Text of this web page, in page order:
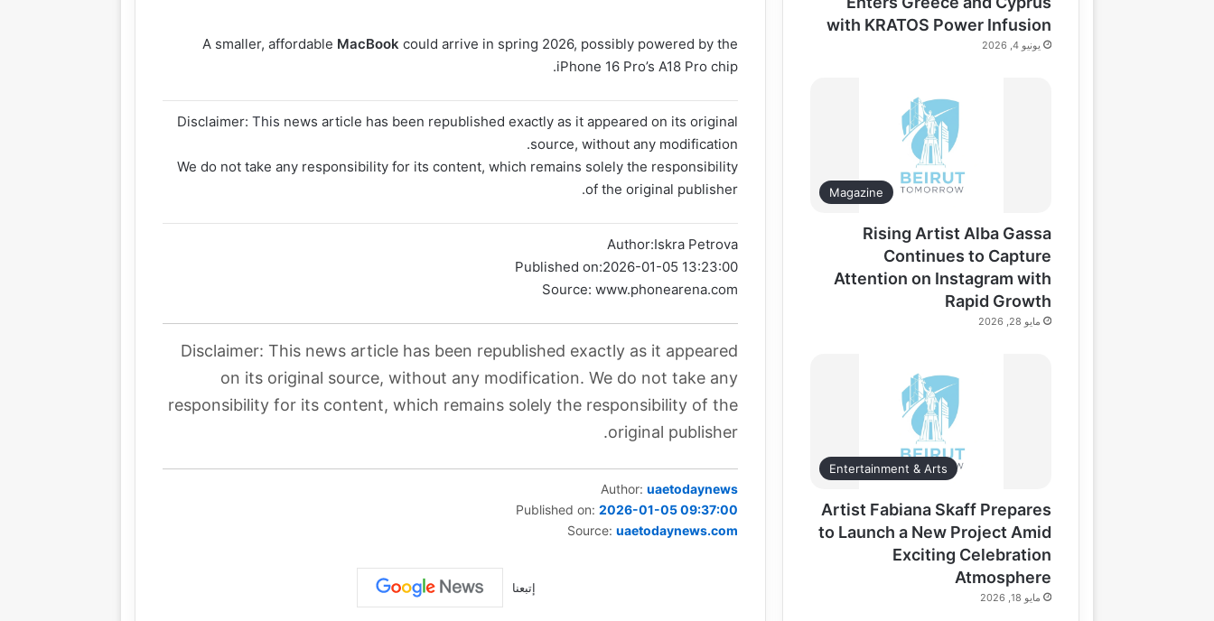
A smaller, affordable MacBook could arrive in spring 2026, possibly powered by the
iPhone 16 Pro’s A18 Pro chip.
Disclaimer:This news article has been republished exactly as it appeared on its original
source, without any modification.
We do not take any responsibility for its content, which remains solely the responsibility
of the original publisher.
Author:Iskra Petrova
Published on:2026-01-05 13:23:00
Source: www.phonearena.com
Disclaimer: This news article has been republished exactly as it appeared
on its original source, without any modification. We do not take any
responsibility for its content, which remains solely the responsibility of the
original publisher.
Author:uaetodaynews
Published on:2026-01-05 09:37:00
Source:uaetodaynews.com
إتبعنا
with KRATOS Power Infusion
يونيو 4, 2026
Magazine
Rising Artist Alba Gassa
Continues to Capture
Attention on Instagram with
Rapid Growth
مايو 28, 2026
Entertainment & Arts
Artist Fabiana Skaff Prepares
to Launch a New Project Amid
Exciting Celebration
Atmosphere
مايو 18, 2026